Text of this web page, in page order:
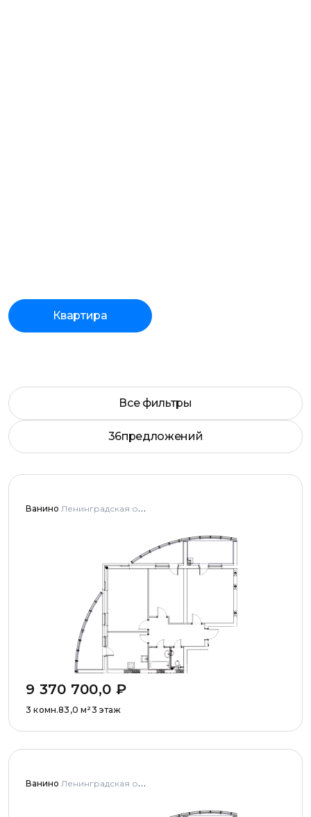
Квартира
Все фильтры
36предложений
Ванино Ленинградская область, Ломоносовский муниципальный район, Низинское сельское поселение, деревня Узигонты, улица Прибалтийская, дома 4, 5 и улица Олимпийская, дом 5
9 370 700,0 ₽
3 комн.83,0 м²3 этаж
Ванино Ленинградская область, Ломоносовский муниципальный район, Низинское сельское поселение, деревня Узигонты, улица Прибалтийская, дома 4, 5 и улица Олимпийская, дом 5